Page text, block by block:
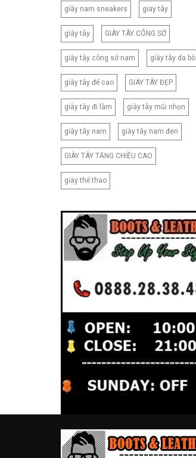
giày nam sneakers giay tây
giày tây GIÀY TÂY CÔNG SỞ
giày tây công sở nam giày tây da bò
giày tây đế cao GIÀY TÂY ĐẸP
giày tây đi làm giày tây mũi nhọn
giày tây nam giày tây nam đen
GIÀY TÂY TĂNG CHIỀU CAO
giày thể thao